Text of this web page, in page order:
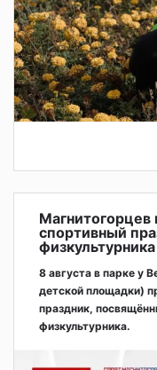
спортивный
физкультурника
8 августа в парке у
детской площадки)
праздник,
физкультурника.